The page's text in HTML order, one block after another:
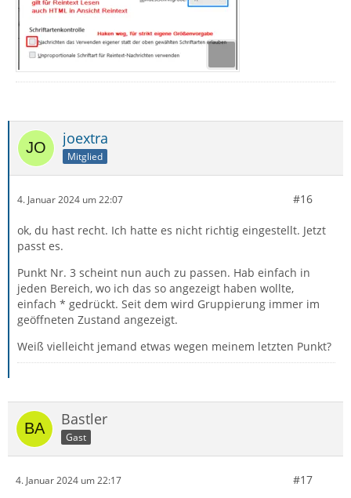
joextra
Mitglied
4. Januar 2024 um 22:07 #16
ok, du hast recht. Ich hatte es nicht richtig eingestellt. Jetzt
passt es.
Punkt Nr. 3 scheint nun auch zu passen. Hab einfach in
jeden Bereich, wo ich das so angezeigt haben wollte,
einfach * gedrückt. Seit dem wird Gruppierung immer im
geöffneten Zustand angezeigt.
Weiß vielleicht jemand etwas wegen meinem letzten Punkt?
Bastler
Gast
4. Januar 2024 um 22:17 #17